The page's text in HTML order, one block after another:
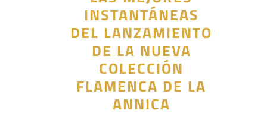
INSTANTÁNEAS
DEL LANZAMIENTO
DE LA NUEVA
COLECCIÓN
FLAMENCA DE LA
ANNICA